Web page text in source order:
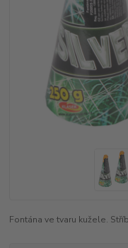
Fontána ve tvaru kužele.